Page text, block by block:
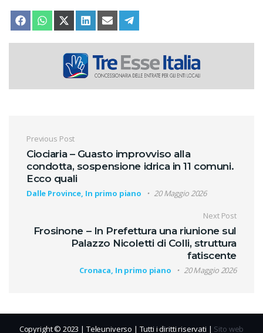
SHARE ON
FACEBOOKSHARE ON
WHATSAPPSHARE ON
X (TWITTER)
SHARE ON
LINKEDINSHARE ON
EMAIL
Navigazione articoli
Previous Post
Ciociaria – Guasto improvviso alla
condotta, sospensione idrica in 11 comuni.
Ecco quali
Dalle Province, In primo piano 20 Maggio 2026
Next Post
Frosinone – In Prefettura una riunione sul
Palazzo Nicoletti di Colli, struttura
fatiscente
Cronaca, In primo piano 20 Maggio 2026
Copyright © 2023 | Teleuniverso | Tutti i diritti riservati | Sito web